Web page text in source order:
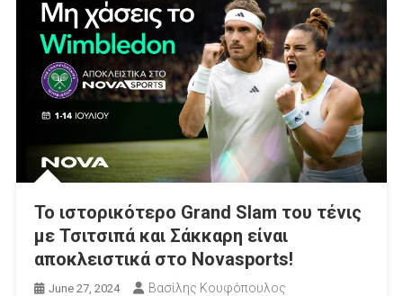
To ιστορικότερο Grand Slam του τένις
με Τσιτσιπά και Σάκκαρη είναι
αποκλειστικά στο Novasports!
June 27, 2024 Βασίλης Κουφόπουλος